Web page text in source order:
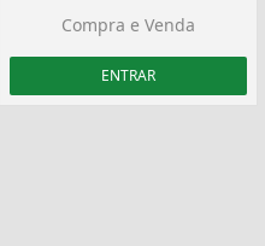
Compra e Venda
ENTRAR